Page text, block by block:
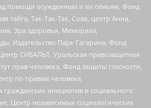
помощи осужденным и их семьям, Фонд
тайга, Так-Так-Так, Сова, центр Анна,
Эра здоровья, Мемориал,
Издательство Парк Гагарина, Фонд
СИБАЛЬТ, Уральская правозащитная
прав человека, Фонд защиты гласности,
по правам человека,
инициатив и социального
Центр независимых социологических